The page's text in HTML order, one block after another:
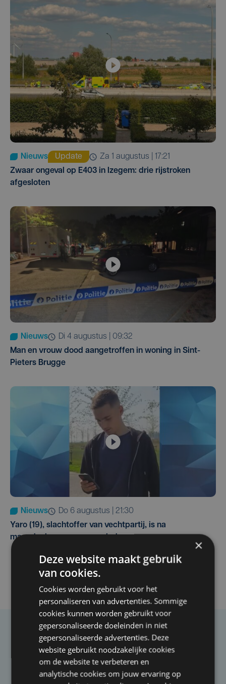
Nieuws Update
za 1 augustus | 17:21
Zwaar ongeval op E403 in Izegem: drie rijstroken
afgesloten
Nieuws
di 4 augustus | 09:32
Man en vrouw dood aangetroffen in woning in Sint-
Pieters Brugge
Nieuws
do 6 augustus | 21:30
Yaro (19), slachtoffer van vechtpartij, is na
maandenlange coma overleden
Taalfout opgemerkt?
Heb je een taal- of schrijffout opgemerkt in dit
artikel?
×
Deze website maakt gebruik
van cookies.
Cookies worden gebruikt voor het
personaliseren van advertenties. Sommige
cookies kunnen worden gebruikt voor
gepersonaliseerde doeleinden in niet
gepersonaliseerde advertenties. Deze
website gebruikt noodzakelijke cookies
om de website te verbeteren en
analytische cookies om jouw ervaring op